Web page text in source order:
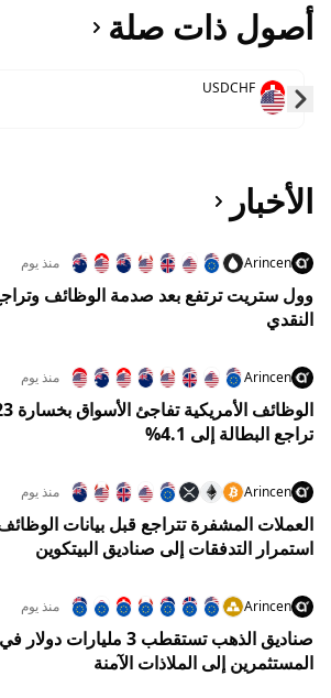
أصول ذات صلة
USDCHF
الأخبار
Arincen منذ يوم
وول ستريت ترتفع بعد صدمة الوظائف
النقدي
Arincen منذ يوم
تراجع البطالة إلى 4.1%
Arincen منذ يوم
العملات المشفرة تتراجع قبل بيانات
استمرار التدفقات إلى صناديق البيتكوين
Arincen منذ يوم
صناديق الذهب تستقطب 3
المستثمرين إلى الملاذات الآمنة